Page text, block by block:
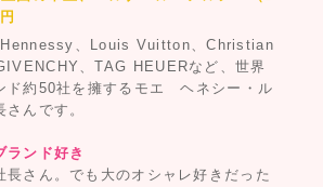
、Louis Vuitton、Christian
、TAG HEUERなど、世界
ド約50社を擁するモエ ヘネシー・ル
んです。
ンド好き
長さん。でも大のオシャレ好きだった